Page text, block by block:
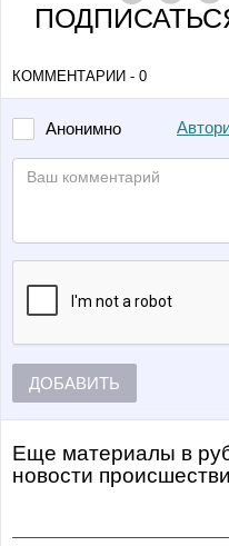
КОММЕНТАРИИ - 0
Анонимно
ДОБАВИТЬ
Еще материалы в
Новости